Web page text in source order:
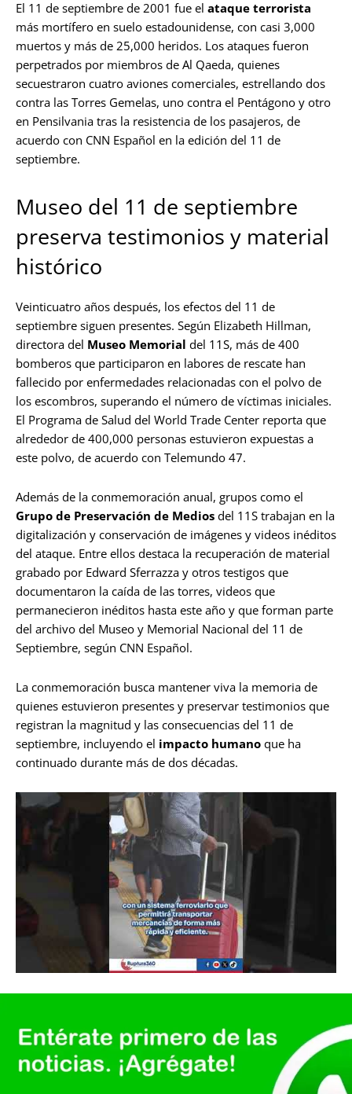
El 11 de septiembre de 2001 fue el ataque terrorista
más mortífero en suelo estadounidense, con casi 3,000
muertos y más de 25,000 heridos. Los ataques fueron
perpetrados por miembros de Al Qaeda, quienes
secuestraron cuatro aviones comerciales, estrellando dos
contra las Torres Gemelas, uno contra el Pentágono y otro
en Pensilvania tras la resistencia de los pasajeros, de
acuerdo con CNN Español en la edición del 11 de
septiembre.
Museo del 11 de septiembre
preserva testimonios y material
histórico
Veinticuatro años después, los efectos del 11 de
septiembre siguen presentes. Según Elizabeth Hillman,
directora del Museo Memorial del 11S, más de 400
bomberos que participaron en labores de rescate han
fallecido por enfermedades relacionadas con el polvo de
los escombros, superando el número de víctimas iniciales.
El Programa de Salud del World Trade Center reporta que
alrededor de 400,000 personas estuvieron expuestas a
este polvo, de acuerdo con Telemundo 47.
Además de la conmemoración anual, grupos como el
Grupo de Preservación de Medios del 11S trabajan en la
digitalización y conservación de imágenes y videos inéditos
del ataque. Entre ellos destaca la recuperación de material
grabado por Edward Sferrazza y otros testigos que
documentaron la caída de las torres, videos que
permanecieron inéditos hasta este año y que forman parte
del archivo del Museo y Memorial Nacional del 11 de
Septiembre, según CNN Español.
La conmemoración busca mantener viva la memoria de
quienes estuvieron presentes y preservar testimonios que
registran la magnitud y las consecuencias del 11 de
septiembre, incluyendo el impacto humano que ha
continuado durante más de dos décadas.